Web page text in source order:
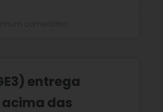
entrega
das